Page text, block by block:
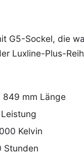
G5-Sockel, die
Luxline-Plus-
849 mm Länge
Kelvin
Stunden